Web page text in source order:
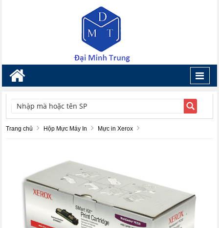
TÌM KIẾM
Trang chủ Hộp Mực Máy In Mực in Xerox